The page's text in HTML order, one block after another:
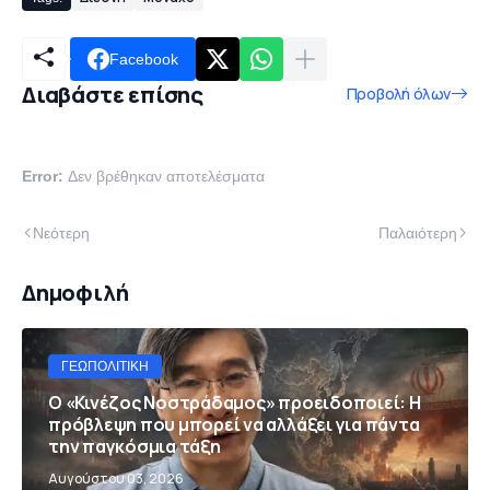
Facebook
Διαβάστε επίσης Προβολή όλων
Error: Δεν βρέθηκαν αποτελέσματα
Νεότερη Παλαιότερη
Δημοφιλή
ΓΕΩΠΟΛΙΤΙΚΉ
Ο «Κινέζος Νοστράδαμος» προειδοποιεί: Η
πρόβλεψη που μπορεί να αλλάξει για πάντα
την παγκόσμια τάξη
Αυγούστου 03, 2026